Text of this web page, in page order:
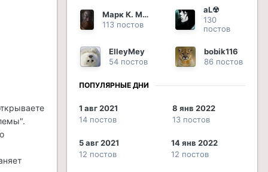
Марк К. Марцелл
113 постов
aL☢
130
постов
ElleyMey
54 постов
bobik116
86 постов
ПОПУЛЯРНЫЕ ДНИ
1 авг 2021
14 постов
8 янв 2022
13 постов
5 авг 2021
12 постов
14 янв 2022
12 постов